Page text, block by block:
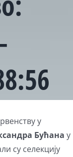
у
Бућана у
су селекцију